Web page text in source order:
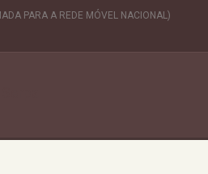
PARA A REDE MÓVEL NACIONAL)